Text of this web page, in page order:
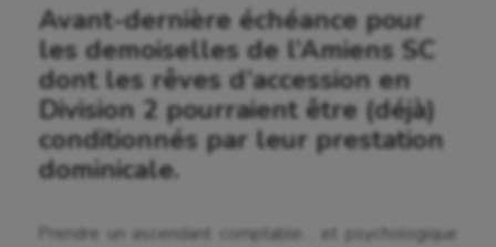
Avant-dernière échéance pour
les demoiselles de l’Amiens SC
dont les rêves d’accession en
Division 2 pourraient être (déjà)
conditionnés par leur prestation
dominicale.
Prendre un ascendant comptable… et psychologique